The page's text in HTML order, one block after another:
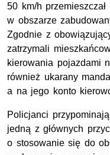
50 km/h przemieszczał
w obszarze
Zgodnie z
zatrzymali
kierowania pojazdami
również ukarany
a na jego konto
Policjanci
jedną z głównych
o stosowanie się do